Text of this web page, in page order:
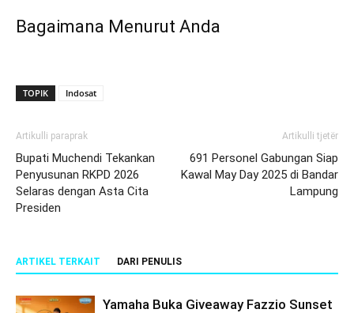
Bagaimana Menurut Anda
TOPIK Indosat
Artikulli paraprak
Bupati Muchendi Tekankan
Penyusunan RKPD 2026
Selaras dengan Asta Cita
Presiden
Artikulli tjetër
691 Personel Gabungan Siap
Kawal May Day 2025 di Bandar
Lampung
ARTIKEL TERKAIT DARI PENULIS
Yamaha Buka Giveaway Fazzio Sunset